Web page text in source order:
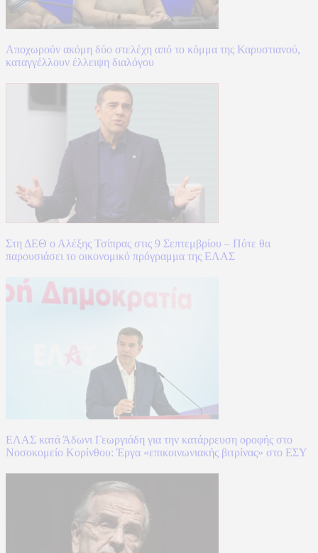
Αποχωρούν ακόμη δύο στελέχη από το κόμμα της Καρυστιανού,
καταγγέλλουν έλλειψη διαλόγου
Στη ΔΕΘ ο Αλέξης Τσίπρας στις 9 Σεπτεμβρίου – Πότε θα
παρουσιάσει το οικονομικό πρόγραμμα της ΕΛΑΣ
ΕΛΑΣ κατά Άδωνι Γεωργιάδη για την κατάρρευση οροφής στο
Νοσοκομείο Κορίνθου: Έργα «επικοινωνιακής βιτρίνας» στο ΕΣΥ